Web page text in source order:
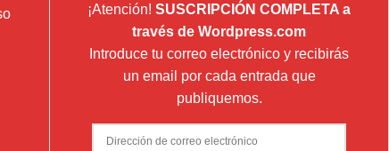
¡Atención! SUSCRIPCIÓN COMPLETA a
través de Wordpress.com
Introduce tu correo electrónico y recibirás
un email por cada entrada que
publiquemos.
Dirección